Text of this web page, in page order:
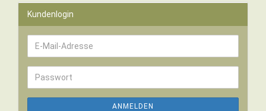
Kundenlogin
E-
Mail-
Adresse
Passwort
ANMELDEN